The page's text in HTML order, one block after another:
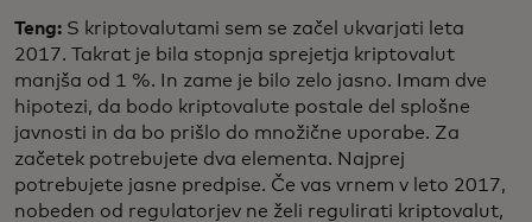
Teng: S kriptovalutami sem se začel ukvarjati leta
2017. Takrat je bila stopnja sprejetja kriptovalut
manjša od 1 %. In zame je bilo zelo jasno. Imam dve
hipotezi, da bodo kriptovalute postale del splošne
javnosti in da bo prišlo do množične uporabe. Za
začetek potrebujete dva elementa. Najprej
potrebujete jasne predpise. Če vas vrnem v leto 2017,
nobeden od regulatorjev ne želi regulirati kriptovalut,